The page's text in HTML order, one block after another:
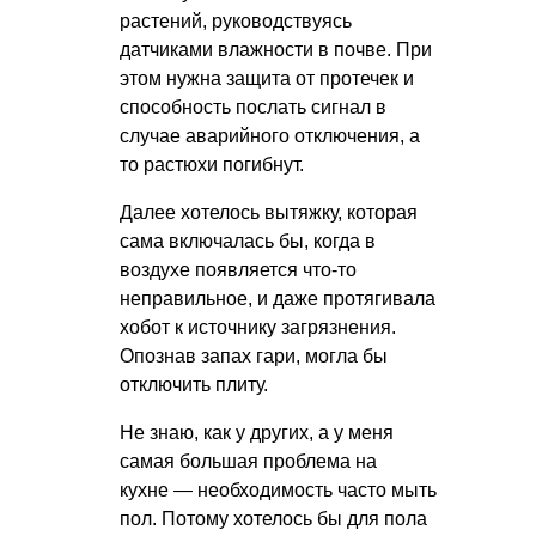
растений, руководствуясь
датчиками влажности в почве. При
этом нужна защита от протечек и
способность послать сигнал в
случае аварийного отключения, а
то растюхи погибнут.
Далее хотелось вытяжку, которая
сама включалась бы, когда в
воздухе появляется что-то
неправильное, и даже протягивала
хобот к источнику загрязнения.
Опознав запах гари, могла бы
отключить плиту.
Не знаю, как у других, а у меня
самая большая проблема на
кухне — необходимость часто мыть
пол. Потому хотелось бы для пола